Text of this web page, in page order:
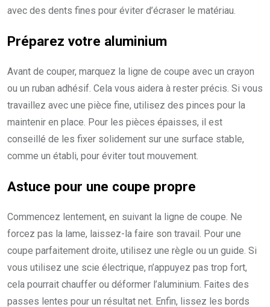
avec des dents fines pour éviter d’écraser le matériau.
Préparez votre aluminium
Avant de couper, marquez la ligne de coupe avec un crayon
ou un ruban adhésif. Cela vous aidera à rester précis. Si vous
travaillez avec une pièce fine, utilisez des pinces pour la
maintenir en place. Pour les pièces épaisses, il est
conseillé de les fixer solidement sur une surface stable,
comme un établi, pour éviter tout mouvement.
Astuce pour une coupe propre
Commencez lentement, en suivant la ligne de coupe. Ne
forcez pas la lame, laissez-la faire son travail. Pour une
coupe parfaitement droite, utilisez une règle ou un guide. Si
vous utilisez une scie électrique, n’appuyez pas trop fort,
cela pourrait chauffer ou déformer l’aluminium. Faites des
passes lentes pour un résultat net. Enfin, lissez les bords